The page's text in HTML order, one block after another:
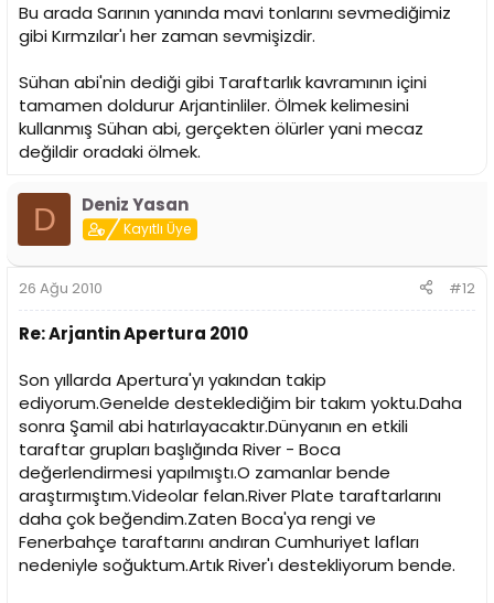
Bu arada Sarının yanında mavi tonlarını sevmediğimiz
gibi Kırmzılar'ı her zaman sevmişizdir.
Sühan abi'nin dediği gibi Taraftarlık kavramının içini
tamamen doldurur Arjantinliler. Ölmek kelimesini
kullanmış Sühan abi, gerçekten ölürler yani mecaz
değildir oradaki ölmek.
D Deniz Yasan
Kayıtlı Üye
26 Ağu 2010 #12
Re: Arjantin Apertura 2010
Son yıllarda Apertura'yı yakından takip
ediyorum.Genelde desteklediğim bir takım yoktu.Daha
sonra Şamil abi hatırlayacaktır.Dünyanın en etkili
taraftar grupları başlığında River - Boca
değerlendirmesi yapılmıştı.O zamanlar bende
araştırmıştım.Videolar felan.River Plate taraftarlarını
daha çok beğendim.Zaten Boca'ya rengi ve
Fenerbahçe taraftarını andıran Cumhuriyet lafları
nedeniyle soğuktum.Artık River'ı destekliyorum bende.